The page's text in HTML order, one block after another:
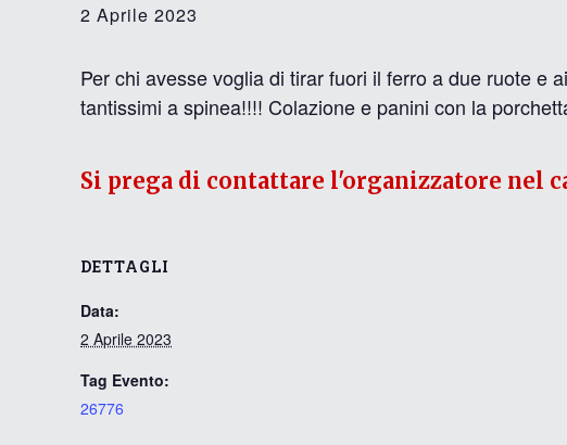
2 Aprile 2023
Per chi avesse voglia di tirar fuori il ferro a due ruote e
tantissimi a spinea!!!! Colazione e panini con la
DETTAGLI
Data:
2 Aprile 2023
Tag Evento:
26776
Si prega di contattare l'organizzatore nel